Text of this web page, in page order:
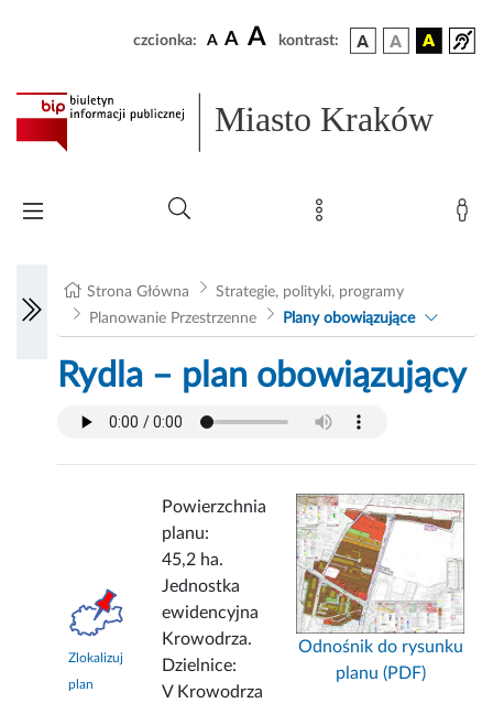
czcionka: A A A kontrast:
Miasto Kraków
Strona Główna
Strategie, polityki, programy
Planowanie Przestrzenne
Plany obowiązujące
Rydla – plan obowiązujący
Zlokalizuj
plan
Powierzchnia
planu:
45,2 ha.
Jednostka
ewidencyjna
Krowodrza.
Dzielnice:
V Krowodrza
Odnośnik do rysunku
planu (PDF)